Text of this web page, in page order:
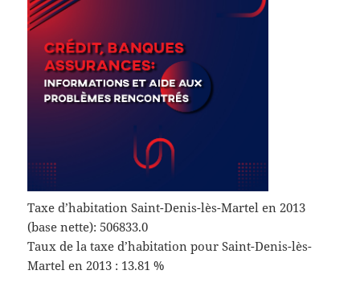
Taxe d’habitation Saint-Denis-lès-Martel en 2013
(base nette): 506833.0
Taux de la taxe d’habitation pour Saint-Denis-lès-
Martel en 2013 : 13.81 %